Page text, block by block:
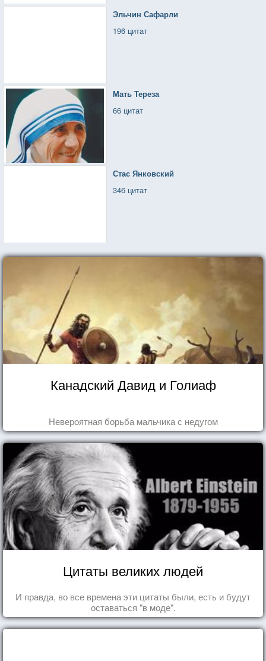
Эльчин Сафарли
196 цитат
Мать Тереза
66 цитат
Стас Янковский
346 цитат
Канадский Давид и Голиаф
Невероятная борьба мальчика с недугом
Цитаты великих людей
И правда, во все времена эти цитаты были, есть и будут
оставаться "в моде".